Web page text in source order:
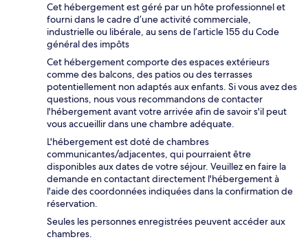
Cet hébergement est géré par un hôte professionnel et
fourni dans le cadre d’une activité commerciale,
industrielle ou libérale, au sens de l’article 155 du Code
général des impôts
Cet hébergement comporte des espaces extérieurs
comme des balcons, des patios ou des terrasses
potentiellement non adaptés aux enfants. Si vous avez des
questions, nous vous recommandons de contacter
l'hébergement avant votre arrivée afin de savoir s'il peut
vous accueillir dans une chambre adéquate.
L'hébergement est doté de chambres
communicantes/adjacentes, qui pourraient être
disponibles aux dates de votre séjour. Veuillez en faire la
demande en contactant directement l'hébergement à
l'aide des coordonnées indiquées dans la confirmation de
réservation.
Seules les personnes enregistrées peuvent accéder aux
chambres.